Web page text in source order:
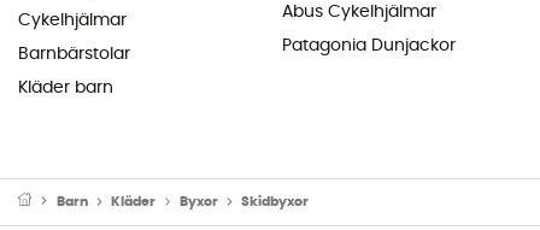
Cykelhjälmar
Barnbärstolar
Kläder barn
Abus Cykelhjälmar
Patagonia Dunjackor
Barn Kläder Byxor Skidbyxor